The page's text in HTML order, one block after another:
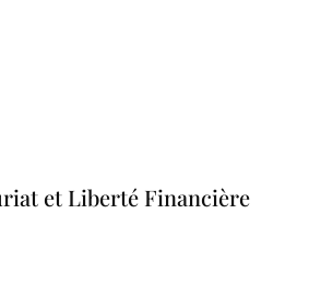
et Liberté Financière